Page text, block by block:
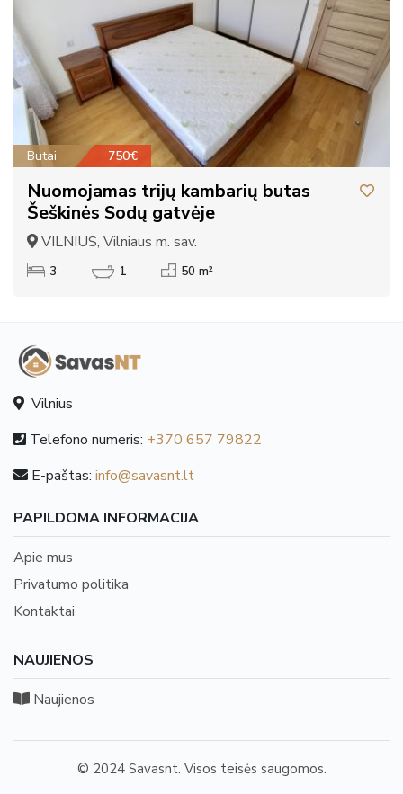
Butai 750€
Nuomojamas trijų kambarių butas
Šeškinės Sodų gatvėje
VILNIUS, Vilniaus m. sav.
3 1 50 m²
Vilnius
Telefono numeris: +370 657 79822
E-paštas: info@savasnt.lt
PAPILDOMA INFORMACIJA
Apie mus
Privatumo politika
Kontaktai
NAUJIENOS
Naujienos
© 2024 Savasnt. Visos teisės saugomos.